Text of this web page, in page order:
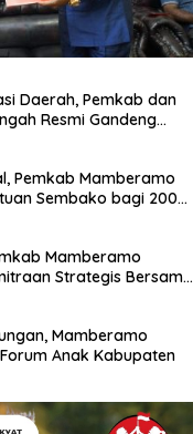
Daerah, Pemkab dan
Resmi Gandeng
Pemkab Mamberamo
Sembako bagi 200
Mamberamo
Strategis Bersama
Mamberamo
Anak Kabupaten